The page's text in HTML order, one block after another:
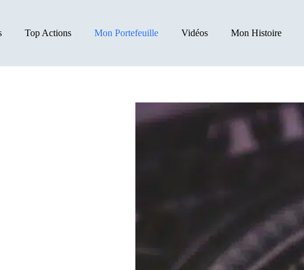
Top Actions Mon Portefeuille Vidéos Mon Histoire